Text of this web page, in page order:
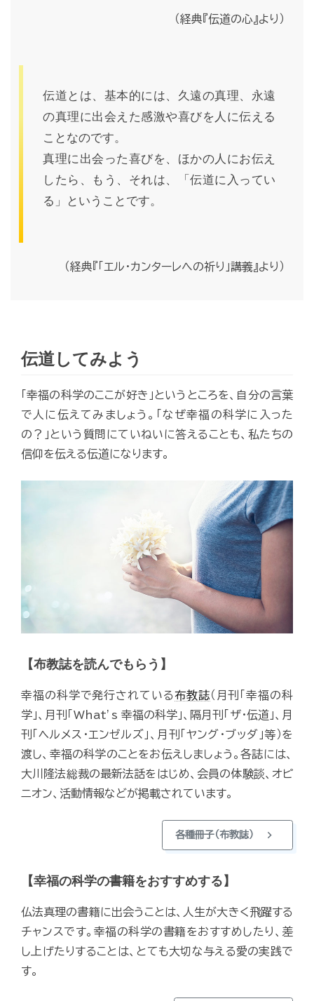
（経典『伝道の心』より）
伝道とは、基本的には、久遠の真理、永遠
の真理に出会えた感激や喜びを人に伝える
ことなのです。
真理に出会った喜びを、ほかの人にお伝え
したら、もう、それは、「伝道に入ってい
る」ということです。
（経典『「エル・カンターレへの祈り」講義』より）
伝道してみよう
「幸福の科学のここが好き」というところを、自分の言葉
で人に伝えてみましょう。「なぜ幸福の科学に入った
の？」という質問にていねいに答えることも、私たちの
信仰を伝える伝道になります。
【布教誌を読んでもらう】
幸福の科学で発行されている布教誌（月刊「幸福の科
学」、月刊「What’s 幸福の科学」、隔月刊「ザ・伝道」、月
刊「ヘルメス・エンゼルズ」、月刊「ヤング・ブッダ」等）を
渡し、幸福の科学のことをお伝えしましょう。各誌には、
大川隆法総裁の最新法話をはじめ、会員の体験談、オピ
ニオン、活動情報などが掲載されています。
各種冊子（布教誌） chevron_right
【幸福の科学の書籍をおすすめする】
仏法真理の書籍に出会うことは、人生が大きく飛躍する
チャンスです。幸福の科学の書籍をおすすめしたり、差
し上げたりすることは、とても大切な与える愛の実践で
す。